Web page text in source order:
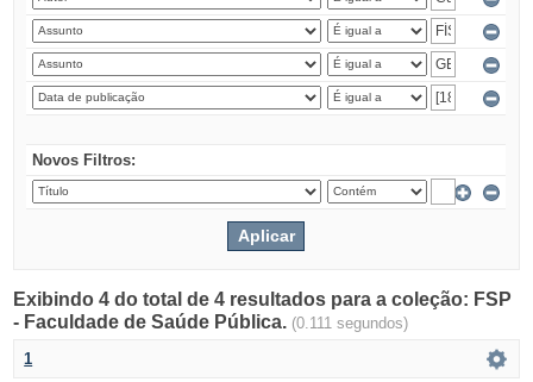
Novos Filtros:
Exibindo 4 do total de 4 resultados para a coleção: FSP
- Faculdade de Saúde Pública. (0.111 segundos)
1